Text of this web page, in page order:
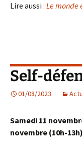
Lire aussi : Le monde
Self-
01/08/2023
Samedi 11
novembre (10h-13h)